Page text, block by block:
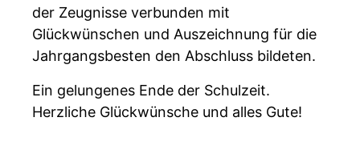
der Zeugnisse verbunden mit
Glückwünschen und Auszeichnung für die
Jahrgangsbesten den Abschluss bildeten.
Ein gelungenes Ende der Schulzeit.
Herzliche Glückwünsche und alles Gute!